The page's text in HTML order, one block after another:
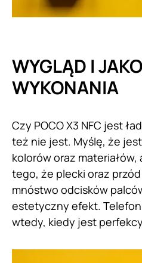
WYGLĄD I
WYKONANIA
Czy POCO X3 NFC jest
też nie jest. Myślę, że
kolorów oraz
tego, że plecki oraz
mnóstwo odcisków
estetyczny efekt.
wtedy, kiedy jest